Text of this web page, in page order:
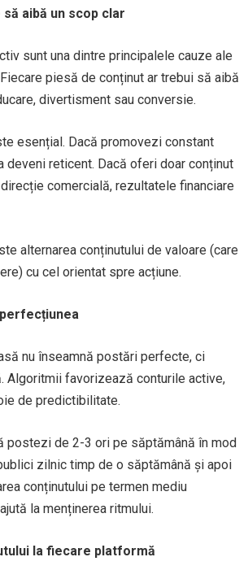
aibă un scop clar
sunt una dintre principalele cauze ale
piesă de conținut ar trebui să aibă
divertisment sau conversie.
esențial. Dacă promovezi constant
deveni reticent. Dacă oferi doar conținut
comercială, rezultatele financiare
alternarea conținutului de valoare (care
cu cel orientat spre acțiune.
nu înseamnă postări perfecte, ci
Algoritmii favorizează conturile active,
de predictibilitate.
postezi de 2-3 ori pe săptămână în mod
zilnic timp de o săptămână și apoi
conținutului pe termen mediu
la menținerea ritmului.
la fiecare platformă